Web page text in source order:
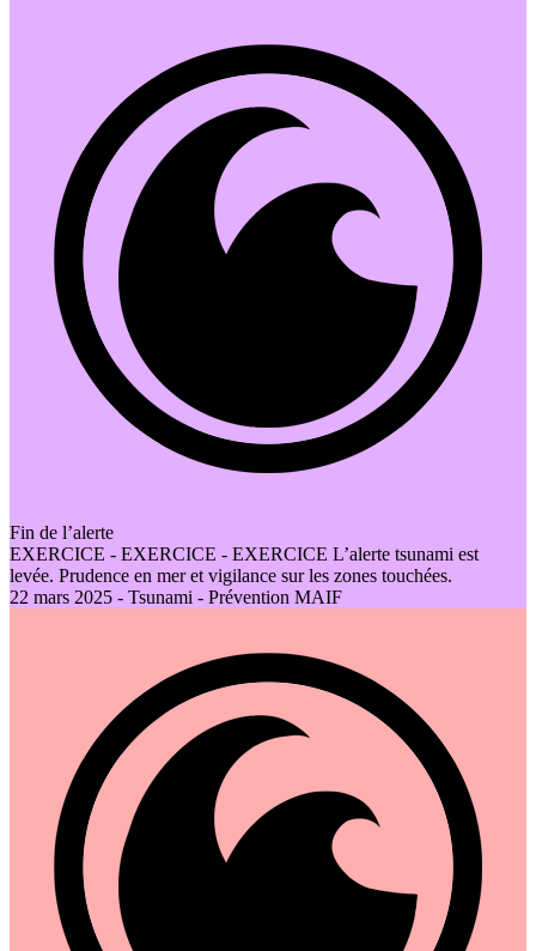
Fin de l’alerte
EXERCICE - EXERCICE - EXERCICE L’alerte tsunami est
levée. Prudence en mer et vigilance sur les zones touchées.
22 mars 2025 - Tsunami - Prévention MAIF